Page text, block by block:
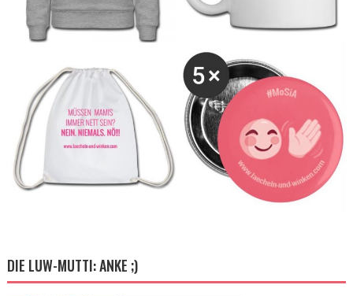
DIE LUW-MUTTI: ANKE ;)